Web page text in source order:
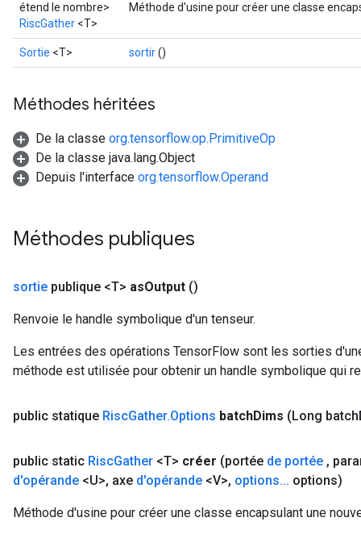
étend le nombre>
RiscGather <T>
Méthode d'usine pour créer une classe
Sortie <T> sortir()
Méthodes héritées
De la classe org.tensorflow.op.PrimitiveOp
De la classe java.lang.Object
Depuis l'interface org.tensorflow.Operand
Méthodes publiques
sortie publique <T> asOutput ()
Renvoie le handle symbolique d'un tenseur.
Les entrées des opérations TensorFlow sont les sorties
méthode est utilisée pour obtenir un handle symbolique qui
public statique RiscGather.Options batchDims (Long batch
public static RiscGather <T> créer (portée de portée ,
d'opérande <U>, axe d'opérande <V>, options... options)
Méthode d'usine pour créer une classe encapsulant une